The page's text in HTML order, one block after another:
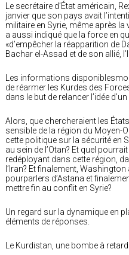
Le secrétaire d’État américain,
janvier que son pays avait
militaire en Syrie, même après
a aussi indiqué que la force en
«d’empêcher la réapparition de
Bachar el-Assad et de son allié,
Les informations
de réarmer les Kurdes des
dans le but de relancer l’idée
Alors, que chercheraient les
sensible de la région du Moyen-
cette politique sur la sécurité en
au sein de l’Otan? Et quel
redéployant dans cette région,
l’Iran? Et finalement,
pourparlers d’Astana et
mettre fin au conflit en Syrie?
Un regard sur la dynamique en
éléments de réponses.
Le Kurdistan, une bombe à